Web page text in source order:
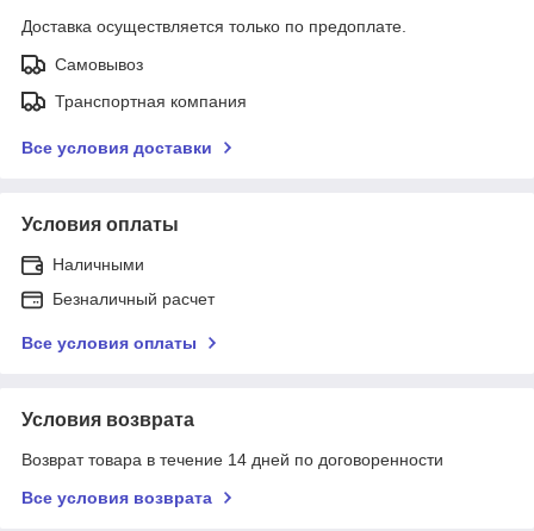
Доставка осуществляется только по предоплате.
Самовывоз
Транспортная компания
Все условия доставки
Условия оплаты
Наличными
Безналичный расчет
Все условия оплаты
Условия возврата
Возврат товара в течение 14 дней по договоренности
Все условия возврата